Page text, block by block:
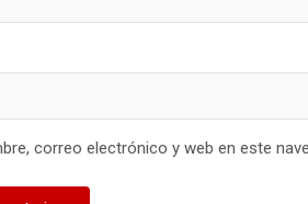
correo electrónico y web en este